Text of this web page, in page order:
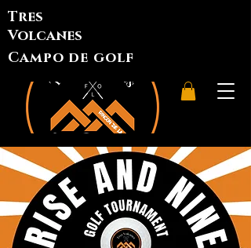
Tres
Volcanes
Campo de golf